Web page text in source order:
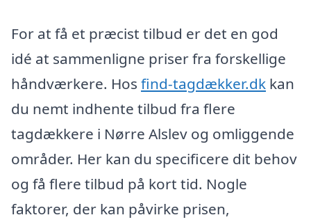
For at få et præcist tilbud er det en god
idé at sammenligne priser fra forskellige
håndværkere. Hos find-tagdækker.dk kan
du nemt indhente tilbud fra flere
tagdækkere i Nørre Alslev og omliggende
områder. Her kan du specificere dit behov
og få flere tilbud på kort tid. Nogle
faktorer, der kan påvirke prisen,